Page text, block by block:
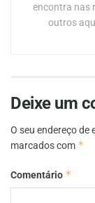
encontra nas
outros
Deixe um
O seu endereço de
marcados com *
Comentário *